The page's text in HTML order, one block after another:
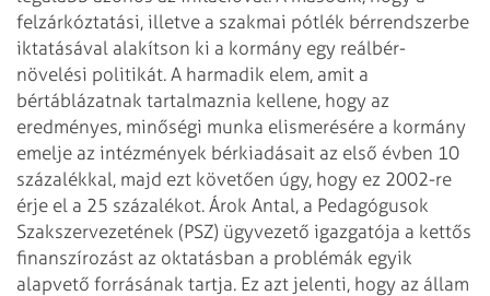
felzárkóztatási, illetve a szakmai pótlék bérrendszerbe
iktatásával alakítson ki a kormány egy reálbér-
növelési politikát. A harmadik elem, amit a
bértáblázatnak tartalmaznia kellene, hogy az
eredményes, minőségi munka elismerésére a kormány
emelje az intézmények bérkiadásait az első évben 10
százalékkal, majd ezt követően úgy, hogy ez 2002-re
érje el a 25 százalékot. Árok Antal, a Pedagógusok
Szakszervezetének (PSZ) ügyvezető igazgatója a kettős
finanszírozást az oktatásban a problémák egyik
alapvető forrásának tartja. Ez azt jelenti, hogy az állam